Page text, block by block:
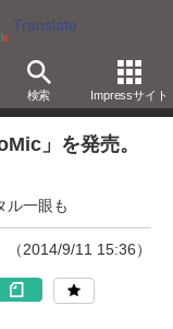
Translate
検索 Impressサイト
」を発売。
ル一眼も
（2014/9/11 15:36）